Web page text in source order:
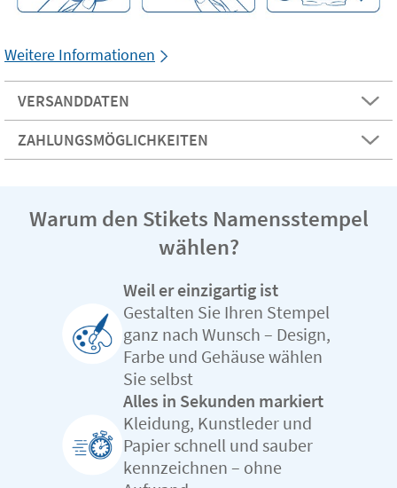
Weitere Informationen
VERSANDDATEN
ZAHLUNGSMÖGLICHKEITEN
Warum den Stikets Namensstempel
wählen?
Weil er einzigartig ist
Gestalten Sie Ihren Stempel
ganz nach Wunsch – Design,
Farbe und Gehäuse wählen
Sie selbst
Alles in Sekunden markiert
Kleidung, Kunstleder und
Papier schnell und sauber
kennzeichnen – ohne